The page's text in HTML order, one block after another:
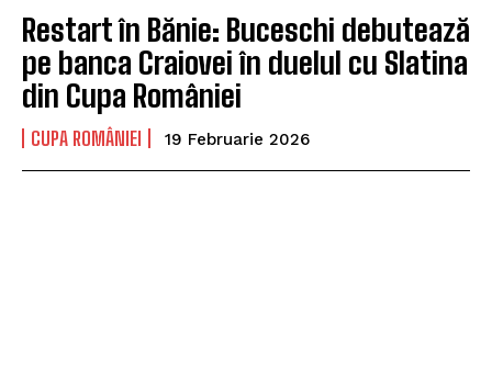
Restart în Bănie: Buceschi debutează
pe banca Craiovei în duelul cu Slatina
din Cupa României
CUPA ROMÂNIEI 19 Februarie 2026